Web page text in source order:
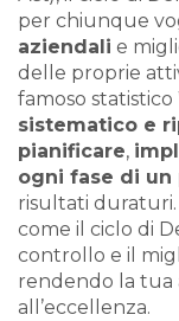
per chiunque
aziendali e
delle proprie
famoso
sistematico e
pianificare,
ogni fase di un
risultati
come il ciclo di
controllo e il
rendendo la tua
all’eccellenza.